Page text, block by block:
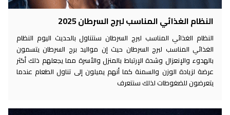
النظام الغذائي المناسب لبرج السرطان 2025
النظام الغذائي المناسب لبرج السرطان سنتناول بالحديث اليوم النظام
الغذائي المناسب لبرج السرطان حيث إن مواليد برج السرطان يتسمون
بالهدوء والإنعزال وشدة الإرتباط بالمنزل والأسرة مما يجعلهم ذلك أكثر
عرضة لزيادة الوزن والسمنة كما أنهم يميلون إلى تناول الطعام عندما
يتعرضون للضغوطات لذلك سنتعرف